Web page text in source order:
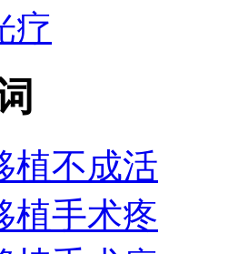
疗
植不成活
植手术疼